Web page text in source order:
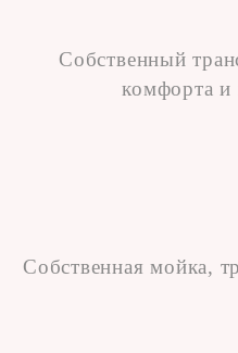
Собственный
комфорта и
Собственная мойка,